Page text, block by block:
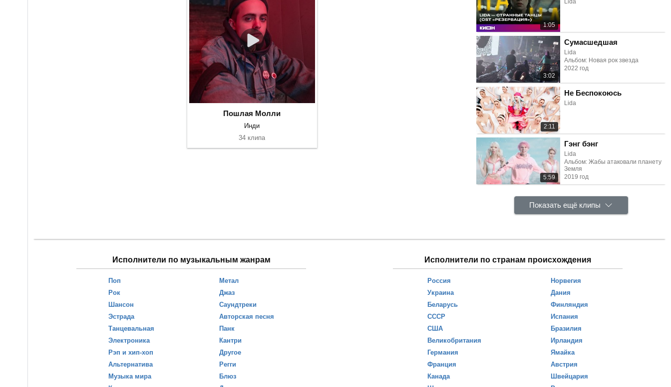
1:05
Lida
3:02
Сумасшедшая
Lida
Альбом: Новая рок звезда
2022 год
2:11
Не Беспокоюсь
Lida
5:59
Гэнг бэнг
Lida
Альбом: Жабы атаковали планету
Земля
2019 год
Показать ещё клипы
Пошлая Молли
Инди
34 клипа
Исполнители по музыкальным жанрам
Поп
Рок
Шансон
Эстрада
Танцевальная
Электроника
Рэп и хип-хоп
Альтернатива
Музыка мира
Метал
Джаз
Саундтреки
Авторская песня
Панк
Кантри
Другое
Регги
Блюз
Исполнители по странам происхождения
Россия
Украина
Беларусь
СССР
США
Великобритания
Германия
Франция
Канада
Норвегия
Дания
Финляндия
Испания
Бразилия
Ирландия
Ямайка
Австрия
Швейцария